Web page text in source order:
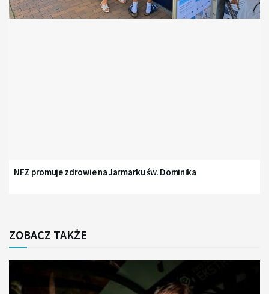
NFZ promuje zdrowie na Jarmarku św. Dominika
ZOBACZ TAKŻE